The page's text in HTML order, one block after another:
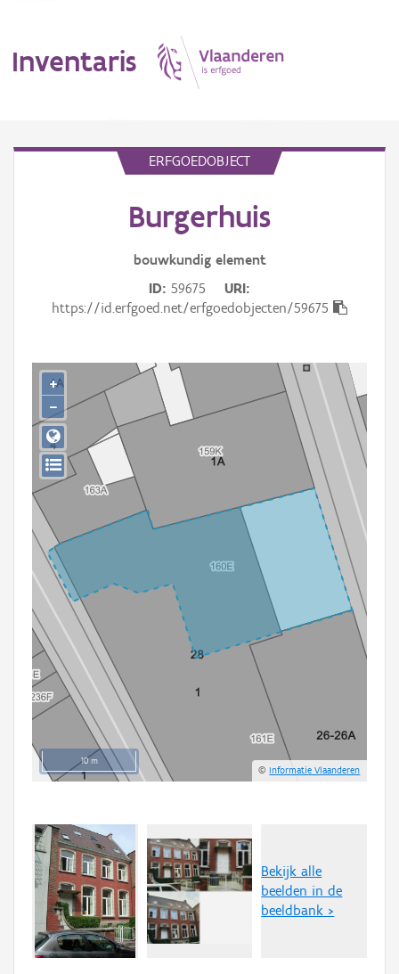
Inventaris
Gebeurtenis
Persoon of collectief
Downloads
Hergebruik
Aanmelden
ERFGOEDOBJECT
Burgerhuis
bouwkundig element
ID 59675
URI
https://id.erfgoed.net/erfgoedobjecten/59675
10 m
©Informatie Vlaanderen
+
−
Bekijk alle
beelden in de
beeldbank >